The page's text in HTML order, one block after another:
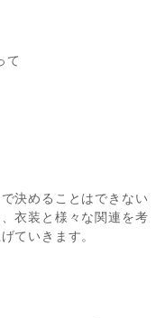
て
決めることはできない
衣装と様々な関連を考
ていきます。